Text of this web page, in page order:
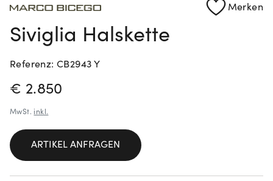
Merken
Siviglia Halskette
Referenz: CB2943 Y
PREISINFORMATIONEN
€ 2.850
MwSt. inkl.
ARTIKEL ANFRAGEN